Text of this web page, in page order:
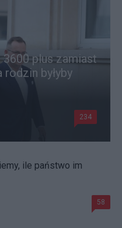
plus zamiast
rodzin byłyby
234
ile państwo im
58